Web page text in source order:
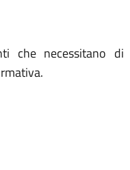
che necessitano